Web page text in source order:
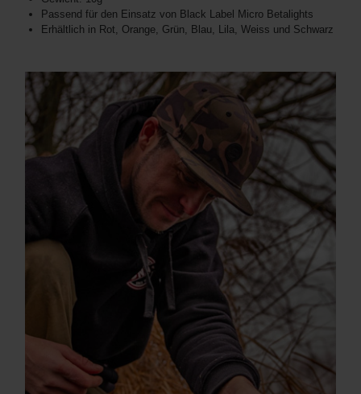
Passend für den Einsatz von Black Label Micro Betalights
Erhältlich in Rot, Orange, Grün, Blau, Lila, Weiss und Schwarz